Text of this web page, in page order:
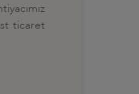
ticaret